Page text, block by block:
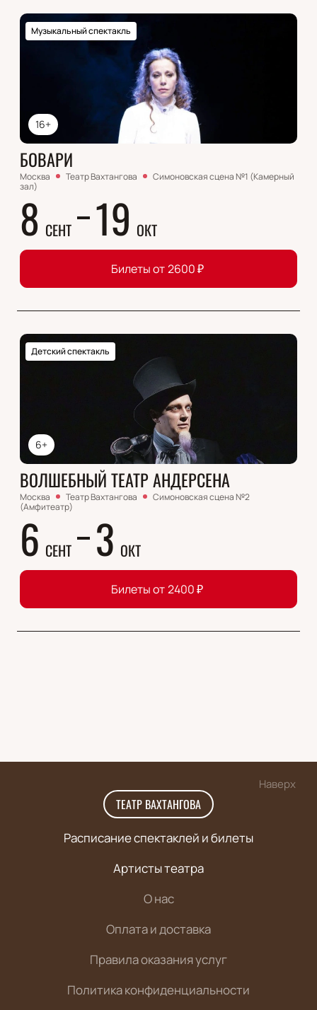
16+
Музыкальный спектакль
БОВАРИ
Москва Театр Вахтангова
Симоновская сцена №1 (Камерный
зал)
8 СЕНТ 19 ОКТ
Билеты от 2600₽
6+
Детский спектакль
ВОЛШЕБНЫЙ ТЕАТР АНДЕРСЕНА
Москва Театр Вахтангова
Симоновская сцена №2
(Амфитеатр)
6 СЕНТ 3 ОКТ
Билеты от2400₽
Наверх
ТЕАТР ВАХТАНГОВА
Расписание спектаклей и билеты
Артисты театра
О нас
Оплата и доставка
Правила оказания услуг
Политика конфиденциальности